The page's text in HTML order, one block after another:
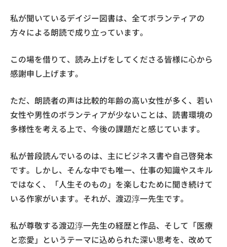
私が聞いているデイジー図書は、全てボランティアの
方々による朗読で成り立っています。
この場を借りて、読み上げをしてくださる皆様に心から
感謝申し上げます。
ただ、朗読者の声は比較的年齢の高い女性が多く、若い
女性や男性のボランティアが少ないことは、読書環境の
多様性を考える上で、今後の課題だと感じています。
私が普段読んでいるのは、主にビジネス書や自己啓発本
です。しかし、そんな中でも唯一、仕事の知識やスキル
ではなく、「人生そのもの」を楽しむために聞き続けて
いる作家がいます。それが、渡辺淳一先生です。
私が尊敬する渡辺淳一先生の経歴と作品、そして「医療
と恋愛」というテーマに込められた深い思考を、改めて